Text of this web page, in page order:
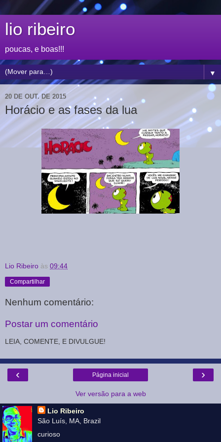
lio ribeiro
poucas, e boas!!!
▼
20 DE OUT. DE 2015
Horácio e as fases da lua
Lio Ribeiro às 09:44
Compartilhar
Nenhum comentário:
Postar um comentário
LEIA, COMENTE, E DIVULGUE!
‹ ›
Página inicial
Ver versão para a web
Lio Ribeiro
São Luís, MA, Brazil
curioso